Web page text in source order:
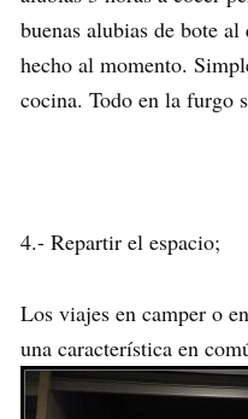
buenas alubias de bote
hecho al momento.
cocina. Todo en la furgo
4.- Repartir el espacio;
Los viajes en camper o
una característica en